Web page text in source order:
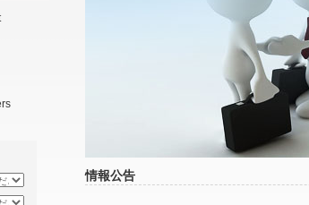
情報公告